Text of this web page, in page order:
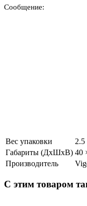
Сообщение:
Вес упаковки
2.5
Габариты (ДхШхВ) 40
Производитель
С этим товаром